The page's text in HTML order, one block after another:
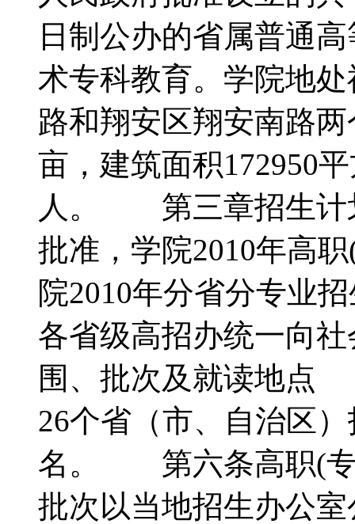
日制公办的省属普通
术专科教育。学院地
路和翔安区翔安南路
亩，建筑面积172950
人。 第三章招生
批准，学院2010年高
院2010年分省分专业
各省级高招办统一向
围、批次及就读地点
26个省（市、自治区
名。 第六条高职(专
批次以当地招生办公